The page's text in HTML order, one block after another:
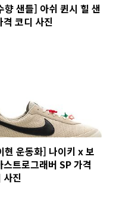
향 샌들] 아쉬 퀸시 힐 샌
격 코디 사진
현 운동화] 나이키 x 보
스트로그래버 SP 가격
사진